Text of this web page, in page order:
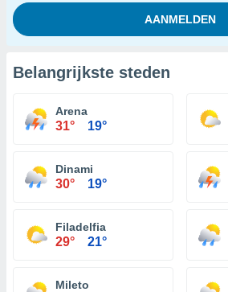
Belangrijkste steden
Arena
31° 19°
Dinami
30° 19°
Filadelfia
29° 21°
Mileto